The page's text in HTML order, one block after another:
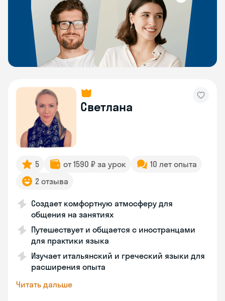
Светлана
5 от 1590 ₽ за урок
10 лет опыта
2 отзыва
Создает комфортную атмосферу для
общения на занятиях
Путешествует и общается с иностранцами
для практики языка
Изучает итальянский и греческий языки для
расширения опыта
Читать дальше